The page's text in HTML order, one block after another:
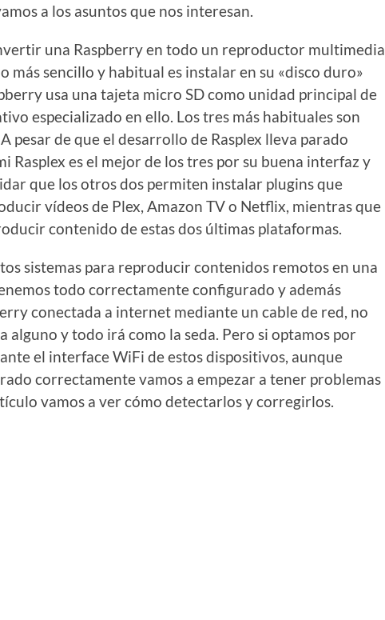
a los asuntos que nos interesan.
una Raspberry en todo un reproductor multimedia
más sencillo y habitual es instalar en su «disco duro»
usa una tajeta micro SD como unidad principal de
especializado en ello. Los tres más habituales son
A pesar de que el desarrollo de Rasplex lleva parado
Rasplex es el mejor de los tres por su buena interfaz y
que los otros dos permiten instalar plugins que
vídeos de Plex, Amazon TV o Netflix, mientras que
contenido de estas dos últimas plataformas.
sistemas para reproducir contenidos remotos en una
todo correctamente configurado y además
conectada a internet mediante un cable de red, no
alguno y todo irá como la seda. Pero si optamos por
el interface WiFi de estos dispositivos, aunque
correctamente vamos a empezar a tener problemas
vamos a ver cómo detectarlos y corregirlos.